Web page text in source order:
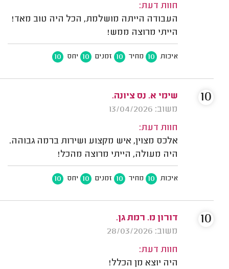
חוות דעת:
העבודה הייתה מושלמת, הכל היה טוב מאד!
הייתי מרוצה ממש!
איכות 10 מחיר 10 זמנים 10 יחס 10
שימי א. נס ציונה.
משוב: 13/04/2026
חוות דעת:
אלכס מצוין, איש מקצוע ושירות ברמה גבוהה.
היה מעולה, הייתי מרוצה מהכל!
איכות 10 מחיר 10 זמנים 10 יחס 10
10
דורון מ. רמת גן.
משוב: 28/03/2026
חוות דעת:
היה יוצא מן הכלל!
10